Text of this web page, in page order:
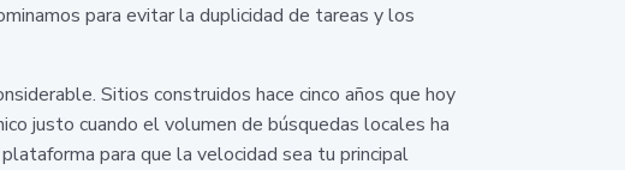
para evitar la duplicidad de tareas y los
Sitios construidos hace cinco años que hoy
justo cuando el volumen de búsquedas locales ha
para que la velocidad sea tu principal